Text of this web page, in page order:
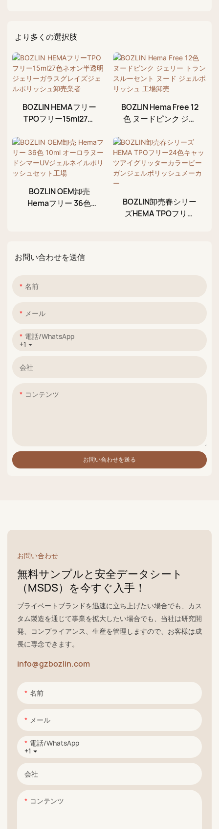
より多くの選択肢
BOZLIN HEMAフリー
TPOフリー15ml27色
ガラスグレイズジェル
ポリッシュ卸売業者
BOZLIN Hema Free 12
色 ヌードピンク ジェ
ント ヌード ジェルポ
リッシュ 工場卸売
BOZLIN OEM卸売
Hemaフリー 36色
BOZLIN卸売春シリー
ズHEMA TPOフリー
お問い合わせを送信
名前
メール
+1
電話/WhatsApp
会社
コンテンツ
お問い合わせを送る
お問い合わせ
無料サンプルと安全データシート
（MSDS）を今すぐ入手！
プライベートブランドを迅速に立ち上げたい場合でも、カス
タム製造を通じて事業を拡大したい場合でも、当社は研究開
発、コンプライアンス、生産を管理しますので、お客様は成
長に専念できます。
info@gzbozlin.com
名前
メール
+1
電話/WhatsApp
会社
コンテンツ